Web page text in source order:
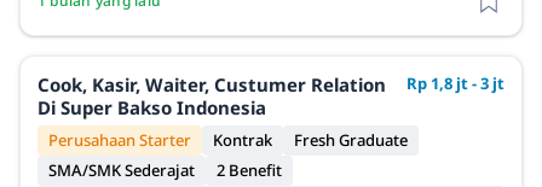
Cook, Kasir, Waiter, Custumer Relation
Di Super Bakso Indonesia
Rp 1,8 jt - 3 jt
Perusahaan Starter Kontrak
Fresh Graduate
SMA/SMK Sederajat
2 Benefit